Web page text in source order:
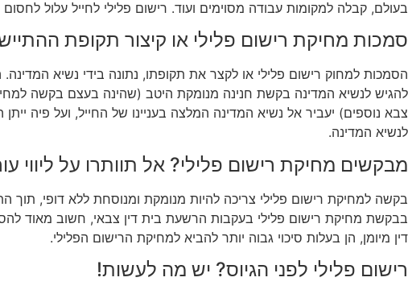
בעולם, קבלה למקומות עבודה מסוימים ועוד. רישום פלילי לחייל עלול
סמכות מחיקת רישום פלילי או קיצור תקופת
הסמכות למחוק רישום פלילי או לקצר את תקופתו, נתונה בידי נשיא
להגיש לנשיא המדינה בקשת חנינה מנומקת היטב (שהינה בעצם בקשה
צבא נוספים) יעביר אל נשיא המדינה המלצה בעניינו של החייל, ועל פיה
לנשיא המדינה.
מבקשים מחיקת רישום פלילי? אל תוותרו על ליווי
בקשה למחיקת רישום פלילי צריכה להיות מנומקת ומנוסחת ללא דופי, תוך
בבקשת מחיקת רישום פלילי בעקבות הרשעת בית דין צבאי, חשוב מאוד
דין מיומן, הן בעלות סיכוי גבוה יותר להביא למחיקת הרישום הפלילי.
רישום פלילי לפני הגיוס? יש מה לעשות!